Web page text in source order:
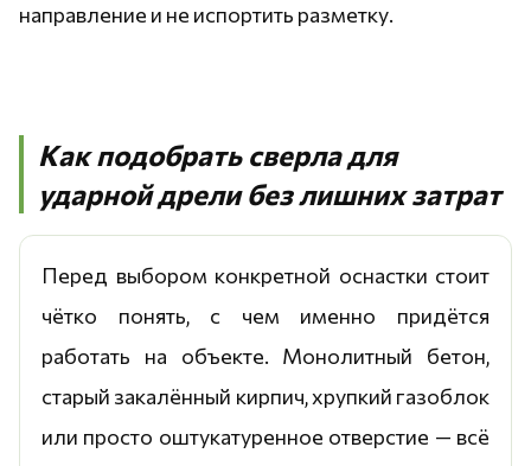
направление и не испортить разметку.
Как подобрать сверла для
ударной дрели без лишних затрат
Перед выбором конкретной оснастки стоит
чётко понять, с чем именно придётся
работать на объекте. Монолитный бетон,
старый закалённый кирпич, хрупкий газоблок
или просто оштукатуренное отверстие — всё